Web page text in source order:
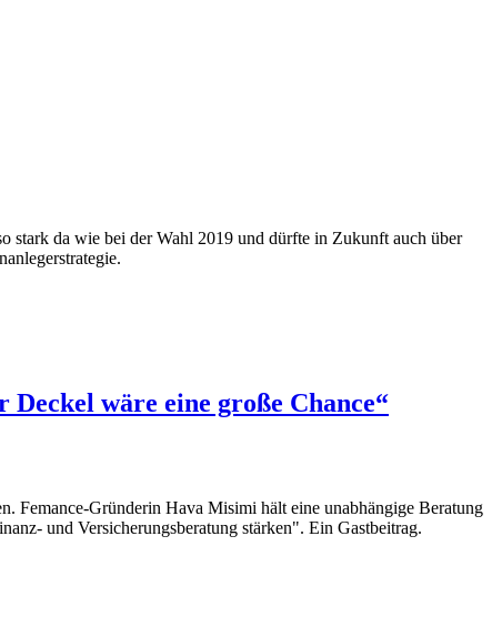
stark da wie bei der Wahl 2019 und dürfte in Zukunft auch über
wäre eine große Chance“
Femance-Gründerin Hava Misimi hält eine unabhängige Beratung
und Versicherungsberatung stärken". Ein Gastbeitrag.